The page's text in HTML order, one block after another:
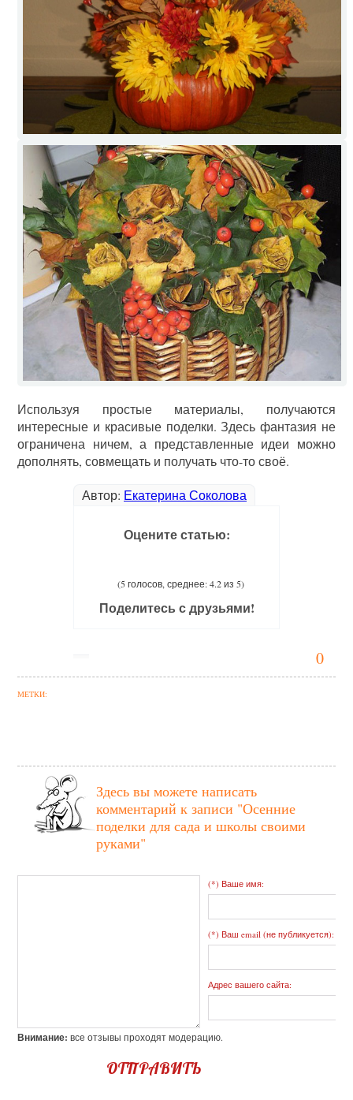
0
Используя простые материалы, получаются
интересные и красивые поделки. Здесь фантазия не
ограничена ничем, а представленные идеи можно
дополнять, совмещать и получать что-то своё.
Автор: Екатерина Соколова
Оцените статью:
(5 голосов, среднее: 4.2 из 5)
Поделитесь с друзьями!
МЕТКИ:
Здесь вы можете написать
комментарий к записи "Осенние
поделки для сада и школы своими
руками"
(*) Ваше имя:
(*) Ваш email (не публикуется):
Адрес вашего сайта:
Внимание: все отзывы проходят модерацию.
ОТПРАВИТЬ